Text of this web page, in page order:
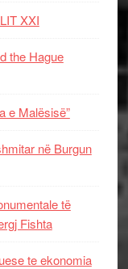
XXI
the Hague
e Malësisë”
në Burgun
të
Fishta
te ekonomia